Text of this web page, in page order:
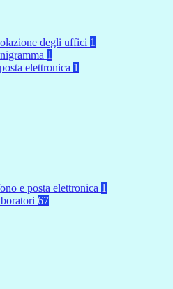
degli uffici 1
1
elettronica 1
e posta elettronica 1
67